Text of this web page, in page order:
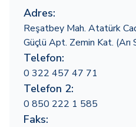
Adres:
Reşatbey Mah. Atatürk
Güçlü Apt. Zemin Kat. (Arı
Telefon:
0 322 457 47 71
Telefon 2:
0 850 222 1 585
Faks: